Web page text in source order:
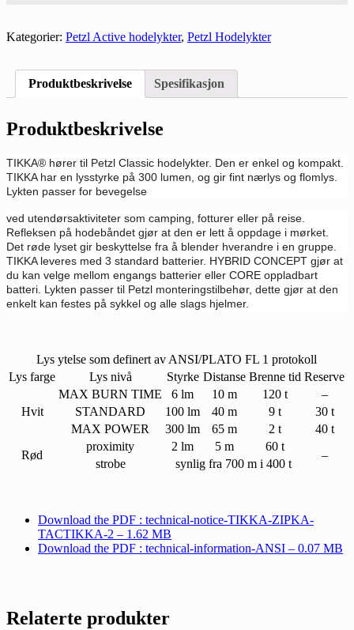
Kategorier: Petzl Active hodelykter, Petzl Hodelykter
Produktbeskrivelse Spesifikasjon
Produktbeskrivelse
TIKKA® hører til Petzl Classic hodelykter. Den er enkel og kompakt.
TIKKA har en lysstyrke på 300 lumen, og gir fint nærlys og flomlys.
Lykten passer for bevegelse
ved utendørsaktiviteter som camping, fotturer eller på reise.
Refleksen på hodebåndet gjør at den er lett å oppdage i mørket.
Det røde lyset gir beskyttelse fra å blender hverandre i en gruppe.
TIKKA leveres med 3 standard batterier. HYBRID CONCEPT gjør at
du kan velge mellom engangs batterier eller CORE oppladbart
batteri. Lykten passer til Petzl monteringstilbehør, dette gjør at den
enkelt kan festes på sykkel og alle slags hjelmer.
Lys ytelse som definert av ANSI/PLATO FL 1 protokoll
Lys farge
Lys nivå Styrke Distanse Brenne tid Reserve
Hvit
MAX BURN TIME 6 lm 10 m 120 t
–
STANDARD
100 lm 40 m 9 t
30 t
MAX POWER
300 lm 65 m 2 t
40 t
Rød
proximity 2 lm 5 m 60 t
–
strobe synlig fra 700 m i 400 t
Download the PDF : technical-notice-TIKKA-ZIPKA-
TACTIKKA-2 – 1.62 MB
Download the PDF : technical-information-ANSI – 0.07 MB
Relaterte produkter